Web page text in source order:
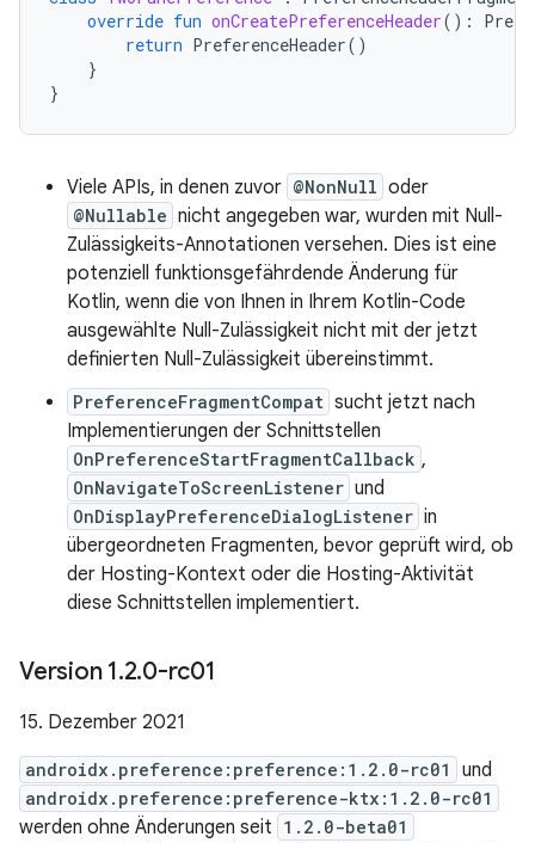
override fun onCreatePreferenceHeader():
return PreferenceHeader()
}
}
Viele APIs, in denen zuvor @NonNull oder
@Nullable nicht angegeben war, wurden mit Null-
Zulässigkeits-Annotationen versehen. Dies ist eine
potenziell funktionsgefährdende Änderung für
Kotlin, wenn die von Ihnen in Ihrem Kotlin-Code
ausgewählte Null-Zulässigkeit nicht mit der jetzt
definierten Null-Zulässigkeit übereinstimmt.
PreferenceFragmentCompat sucht jetzt nach
Implementierungen der Schnittstellen
OnPreferenceStartFragmentCallback ,
OnNavigateToScreenListener und
OnDisplayPreferenceDialogListener in
übergeordneten Fragmenten, bevor geprüft wird, ob
der Hosting-Kontext oder die Hosting-Aktivität
diese Schnittstellen implementiert.
Version 1.2.0-rc01
15. Dezember 2021
androidx.preference:preference:1.2.0-rc01 und
androidx.preference:preference-ktx:1.2.0-rc01
werden ohne Änderungen seit 1.2.0-beta01